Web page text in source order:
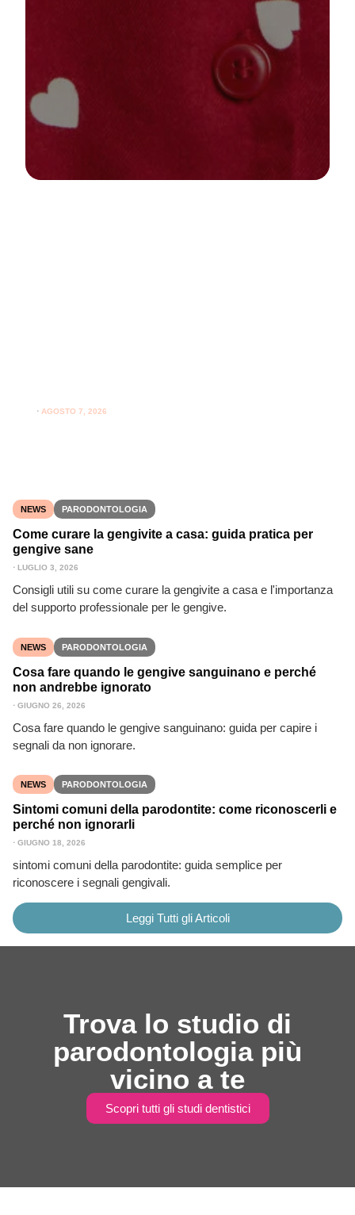
⋅ AGOSTO 7, 2026
NEWS PARODONTOLOGIA
Come curare la gengivite a casa: guida pratica per
gengive sane
⋅ LUGLIO 3, 2026
Consigli utili su come curare la gengivite a casa e l'importanza
del supporto professionale per le gengive.
NEWS PARODONTOLOGIA
Cosa fare quando le gengive sanguinano e perché
non andrebbe ignorato
⋅ GIUGNO 26, 2026
Cosa fare quando le gengive sanguinano: guida per capire i
segnali da non ignorare.
NEWS PARODONTOLOGIA
Sintomi comuni della parodontite: come riconoscerli e
perché non ignorarli
⋅ GIUGNO 18, 2026
sintomi comuni della parodontite: guida semplice per
riconoscere i segnali gengivali.
Leggi Tutti gli Articoli
Trova lo studio di
parodontologia più
vicino a te
Scopri tutti gli studi dentistici